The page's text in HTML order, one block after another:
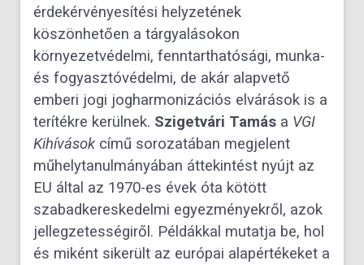
érdekérvényesítési helyzetének
köszönhetően a tárgyalásokon
környezetvédelmi, fenntarthatósági, munka-
és fogyasztóvédelmi, de akár alapvető
emberi jogi jogharmonizációs elvárások is a
terítékre kerülnek. Szigetvári Tamás a VGI
Kihívásokcímű sorozatában megjelent
műhelytanulmányában áttekintést nyújt az
EU által az 1970-es évek óta kötött
szabadkereskedelmi egyezményekről, azok
jellegzetességiről. Példákkal mutatja be, hol
és miként sikerült az európai alapértékeket a